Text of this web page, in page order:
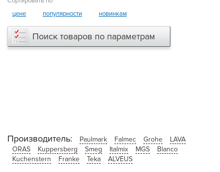
цене
популярности новинкам
Поиск товаров по параметрам
Производитель: Paulmark Falmec Grohe
LAVA
ORAS
Kuppersberg Smeg Italmix MGS
Blanco
Kuchenstern
Franke Teka ALVEUS